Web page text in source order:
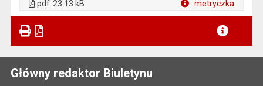
pdf 23.13 kB metryczka
Główny redaktor Biuletynu